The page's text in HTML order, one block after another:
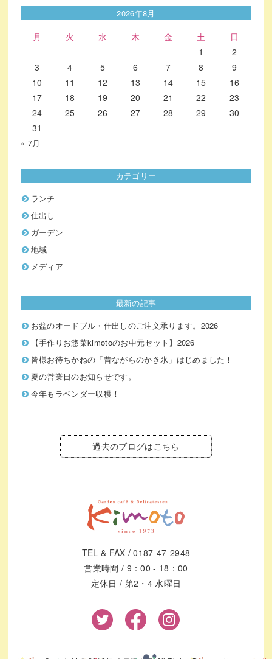
2026年8月
月 火 水 木 金 土
日
1
2
3
4 5 6 7 8
9
10
11 12 13 14 15
16
17
18 19 20 21 22
23
24
25 26 27 28 29
30
31
« 7月
カテゴリー
ランチ
仕出し
ガーデン
地域
メディア
最新の記事
お盆のオードブル・仕出しのご注文承ります。2026
【手作りお惣菜kimotoのお中元セット】2026
皆様お待ちかねの「昔ながらのかき氷」はじめました！
夏の営業日のお知らせです。
今年もラベンダー収穫！
過去のブログはこちら
TEL & FAX / 0187-47-2948
営業時間 / 9：00 - 18：00
定休日 / 第2・4 水曜日